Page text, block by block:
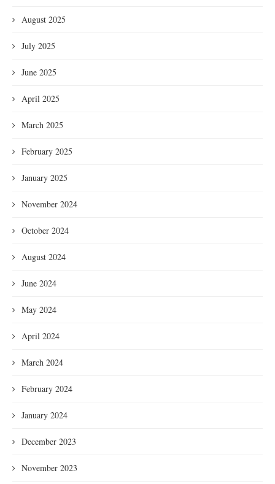
August 2025
July 2025
June 2025
April 2025
March 2025
February 2025
January 2025
November 2024
October 2024
August 2024
June 2024
May 2024
April 2024
March 2024
February 2024
January 2024
December 2023
November 2023